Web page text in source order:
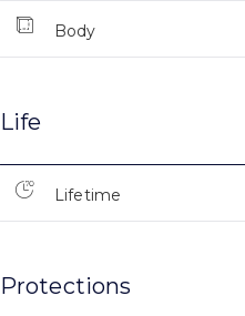
Body
Life
Lifetime
Protections